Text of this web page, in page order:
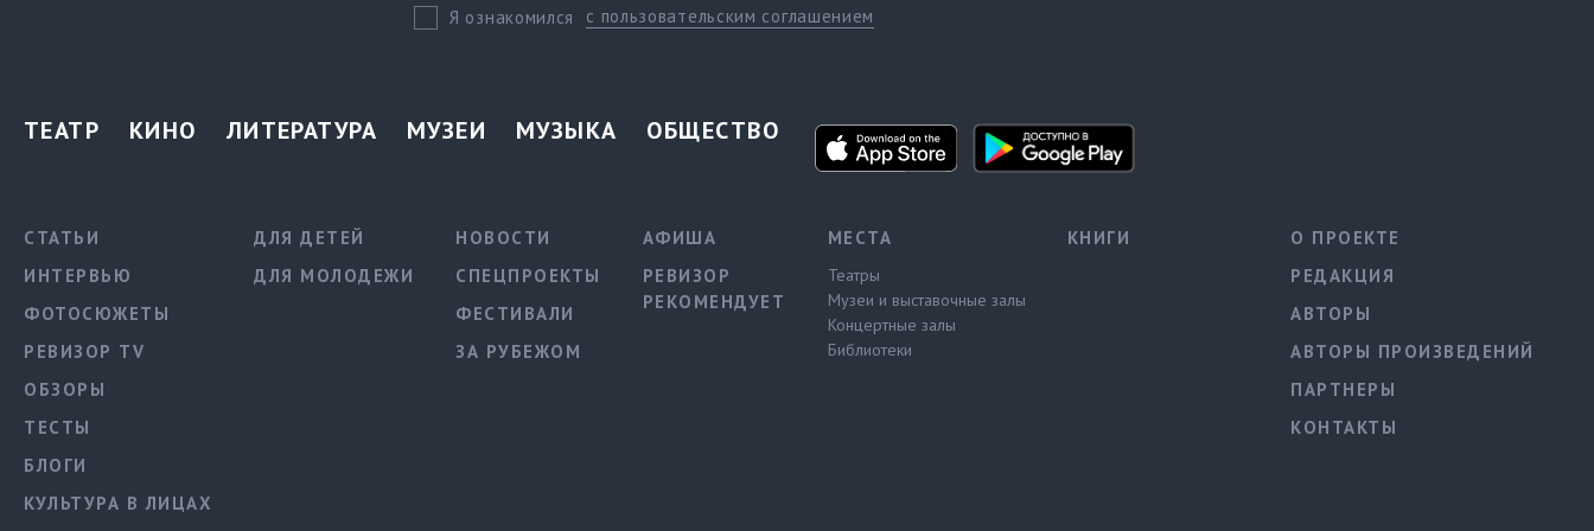
Я ознакомился с пользовательским соглашением
ТЕАТР КИНО ЛИТЕРАТУРА МУЗЕИ МУЗЫКА ОБЩЕСТВО
СТАТЬИ
ИНТЕРВЬЮ
ФОТОСЮЖЕТЫ
РЕВИЗОР TV
ОБЗОРЫ
ТЕСТЫ
БЛОГИ
КУЛЬТУРА В ЛИЦАХ
ДЛЯ ДЕТЕЙ
ДЛЯ МОЛОДЕЖИ
НОВОСТИ
СПЕЦПРОЕКТЫ
ФЕСТИВАЛИ
ЗА РУБЕЖОМ
АФИША
РЕВИЗОР
РЕКОМЕНДУЕТ
МЕСТА
Театры
Музеи и выставочные залы
Концертные залы
Библиотеки
КНИГИ
О ПРОЕКТЕ
РЕДАКЦИЯ
АВТОРЫ
АВТОРЫ ПРОИЗВЕДЕНИЙ
ПАРТНЕРЫ
КОНТАКТЫ